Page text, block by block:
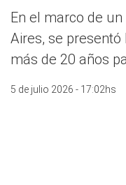
En el marco de
Aires, se
más de 20 años
5 de julio 2026 - 17:02hs